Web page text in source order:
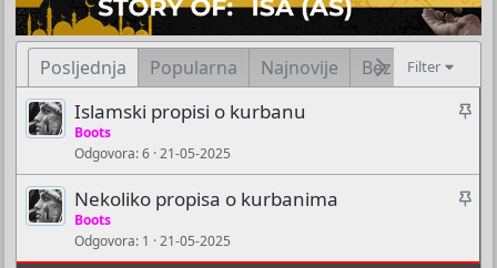
Posljednja Popularna Najnovije Bez odgovora
Filter
Z
i
j
p
Islamski propisi o kurbanu
Boots
Odgovora 6 21-05-2025
Z
Nekoliko propisa o kurbanima
Boots
Odgovora 1 21-05-2025